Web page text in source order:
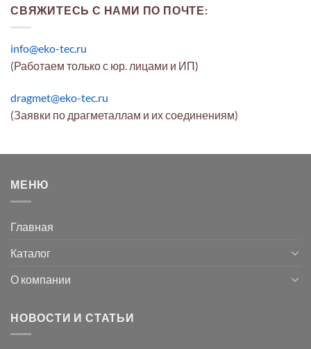
СВЯЖИТЕСЬ С НАМИ ПО ПОЧТЕ:
info@eko-tec.ru
(Работаем только с юр. лицами и ИП)
dragmet@eko-tec.ru
(Заявки по драгметаллам и их соединениям)
МЕНЮ
Главная
Каталог
О компании
НОВОСТИ И СТАТЬИ